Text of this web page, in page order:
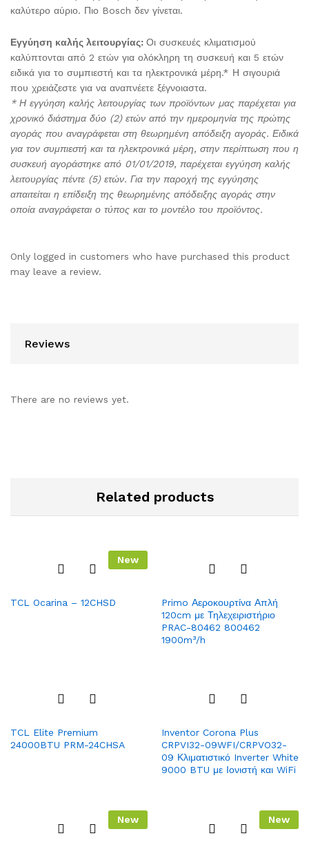
καλύτερο αύριο. Πιο Bosch δεν γίνεται.
Εγγύηση καλής λειτουργίας: Οι συσκευές κλιματισμού
καλύπτονται από 2 ετών για ολόκληρη τη συσκευή και 5 ετών
ειδικά για το συμπιεστή και τα ηλεκτρονικά μέρη.* Η σιγουριά
που χρειάζεστε για να αναπνέετε ξέγνοιαστα.
* Η εγγύηση καλής λειτουργίας των προϊόντων µας παρέχεται για
χρονικό διάστημα δύο (2) ετών από την ημερομηνία της πρώτης
αγοράς που αναγράφεται στη θεωρημένη απόδειξη αγοράς. Ειδικά
για τον συμπιεστή και τα ηλεκτρονικά μέρη, στην περίπτωση που η
συσκευή αγοράστηκε από 01/01/2019, παρέχεται εγγύηση καλής
λειτουργίας πέντε (5) ετών. Για την παροχή της εγγύησης
απαιτείται η επίδειξη της θεωρημένης απόδειξης αγοράς στην
οποία αναγράφεται ο τύπος και το μοντέλο του προϊόντος.
Only logged in customers who have purchased this product
may leave a review.
Reviews
There are no reviews yet.
Related products
New
to
TCL Ocarina – 12CHSD
to
Wish
list
Primo Αεροκουρτίνα Απλή
120cm με Τηλεχειριστήριο
PRAC-80462 800462
1900m³/h
to
Wish
TCL Elite Premium
24000BTU PRM-24CHSA
to
Wish
list
Inventor Corona Plus
CRPVI32-09WFI/CRPVO32-
09 Κλιματιστικό Inverter White
9000 BTU με Ιονιστή και WiFi
New New